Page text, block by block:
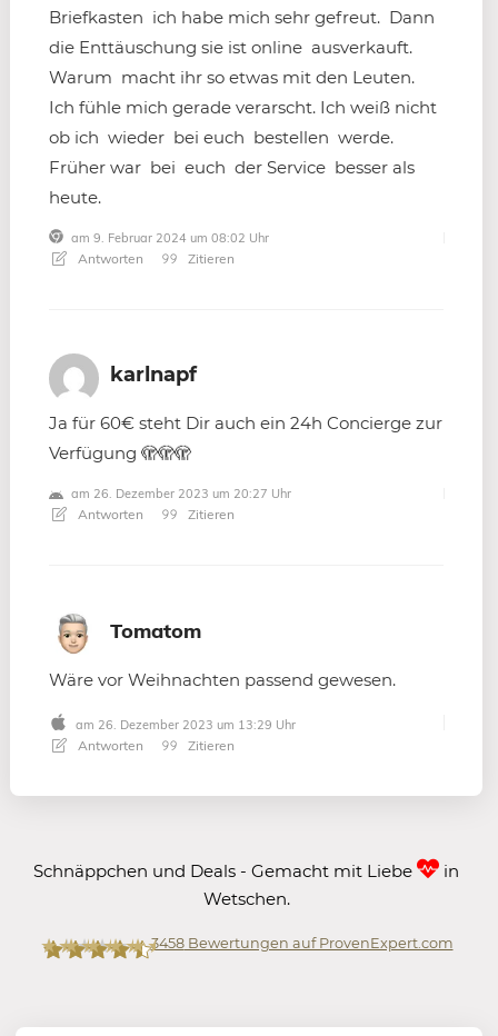
Briefkasten ich habe mich sehr gefreut. Dann
die Enttäuschung sie ist online ausverkauft.
Warum macht ihr so etwas mit den Leuten.
Ich fühle mich gerade verarscht. Ich weiß nicht
ob ich wieder bei euch bestellen werde.
Früher war bei euch der Service besser als
heute.
am 9. Februar 2024 um 08:02 Uhr
Antworten Zitieren
karlnapf
Ja für 60€ steht Dir auch ein 24h Concierge zur
Verfügung 🫣🫣🫣
am 26. Dezember 2023 um 20:27 Uhr
Antworten Zitieren
Tomatom
Wäre vor Weihnachten passend gewesen.
am 26. Dezember 2023 um 13:29 Uhr
Antworten Zitieren
Schnäppchen und Deals - Gemacht mit Liebe
in
Wetschen.
3458Bewertungen auf ProvenExpert.com